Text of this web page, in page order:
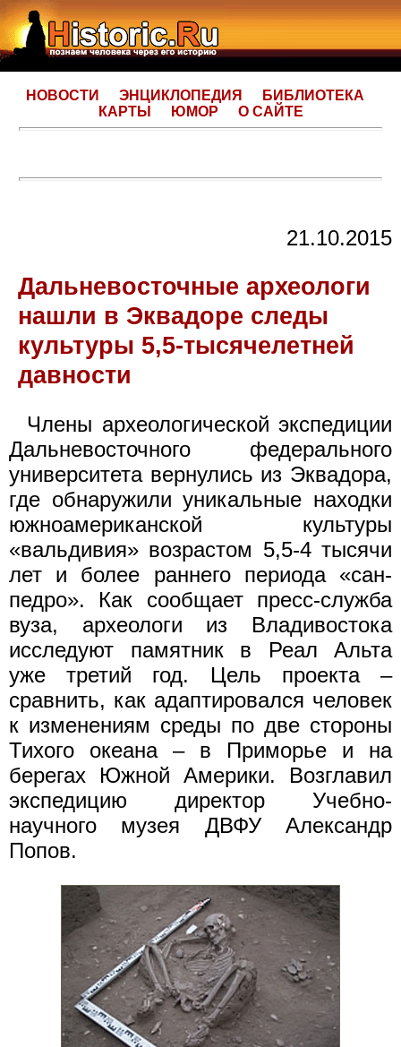
НОВОСТИ ЭНЦИКЛОПЕДИЯ
БИБЛИОТЕКА
КАРТЫ
ЮМОР О САЙТЕ
21.10.2015
Дальневосточные археологи
нашли в Эквадоре следы
культуры 5,5-тысячелетней
давности
Члены археологической экспедиции
Дальневосточного федерального
университета вернулись из Эквадора,
где обнаружили уникальные находки
южноамериканской культуры
«вальдивия» возрастом 5,5-4 тысячи
лет и более раннего периода «сан-
педро». Как сообщает пресс-служба
вуза, археологи из Владивостока
исследуют памятник в Реал Альта
уже третий год. Цель проекта –
сравнить, как адаптировался человек
к изменениям среды по две стороны
Тихого океана – в Приморье и на
берегах Южной Америки. Возглавил
экспедицию директор Учебно-
научного музея ДВФУ Александр
Попов.